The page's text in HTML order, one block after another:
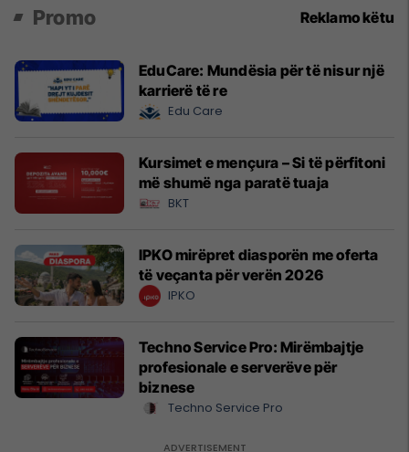
Promo Reklamo këtu
EduCare: Mundësia për të nisur një
karrierë të re
Edu Care
Kursimet e mençura – Si të përfitoni
më shumë nga paratë tuaja
BKT
IPKO mirëpret diasporën me oferta
të veçanta për verën 2026
IPKO
Techno Service Pro: Mirëmbajtje
profesionale e serverëve për
biznese
Techno Service Pro